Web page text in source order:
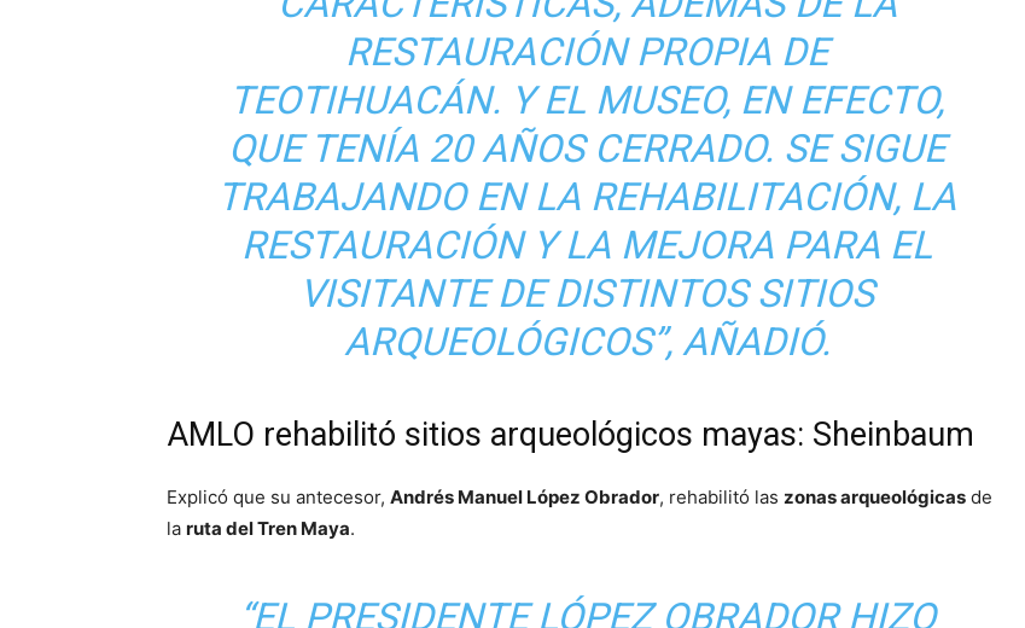
RESTAURACIÓN PROPIA DE
TEOTIHUACÁN. Y EL MUSEO, EN EFECTO,
QUE TENÍA 20 AÑOS CERRADO. SE SIGUE
TRABAJANDO EN LA REHABILITACIÓN, LA
RESTAURACIÓN Y LA MEJORA PARA EL
VISITANTE DE DISTINTOS SITIOS
ARQUEOLÓGICOS”, AÑADIÓ.
AMLO rehabilitó sitios arqueológicos mayas: Sheinbaum
Explicó que su antecesor, Andrés Manuel López Obrador, rehabilitó las zonas arqueológicas de
la ruta del Tren Maya.
“EL PRESIDENTE LÓPEZ OBRADOR HIZO